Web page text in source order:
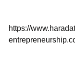
https://